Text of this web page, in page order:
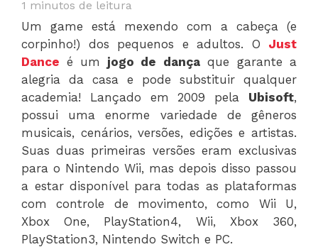
1 minutos de leitura
Um game está mexendo com a cabeça (e
corpinho!) dos pequenos e adultos. O Just
Dance é um jogo de dançaque garante a
alegria da casa e pode substituir qualquer
academia! Lançado em 2009 pela Ubisoft,
possui uma enorme variedade de gêneros
musicais, cenários, versões, edições e artistas.
Suas duas primeiras versões eram exclusivas
para o Nintendo Wii, mas depois disso passou
a estar disponível para todas as plataformas
com controle de movimento, como Wii U,
Xbox One, PlayStation4, Wii, Xbox 360,
PlayStation3, Nintendo Switch e PC.